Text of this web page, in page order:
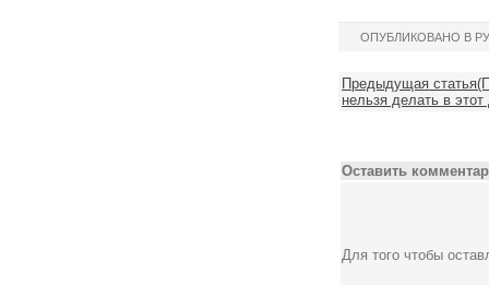
ОПУБЛИКОВАНО В
Предыдущая
нельзя делать в этот
Оставить
Для того чтобы